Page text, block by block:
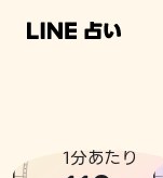
1分あたり